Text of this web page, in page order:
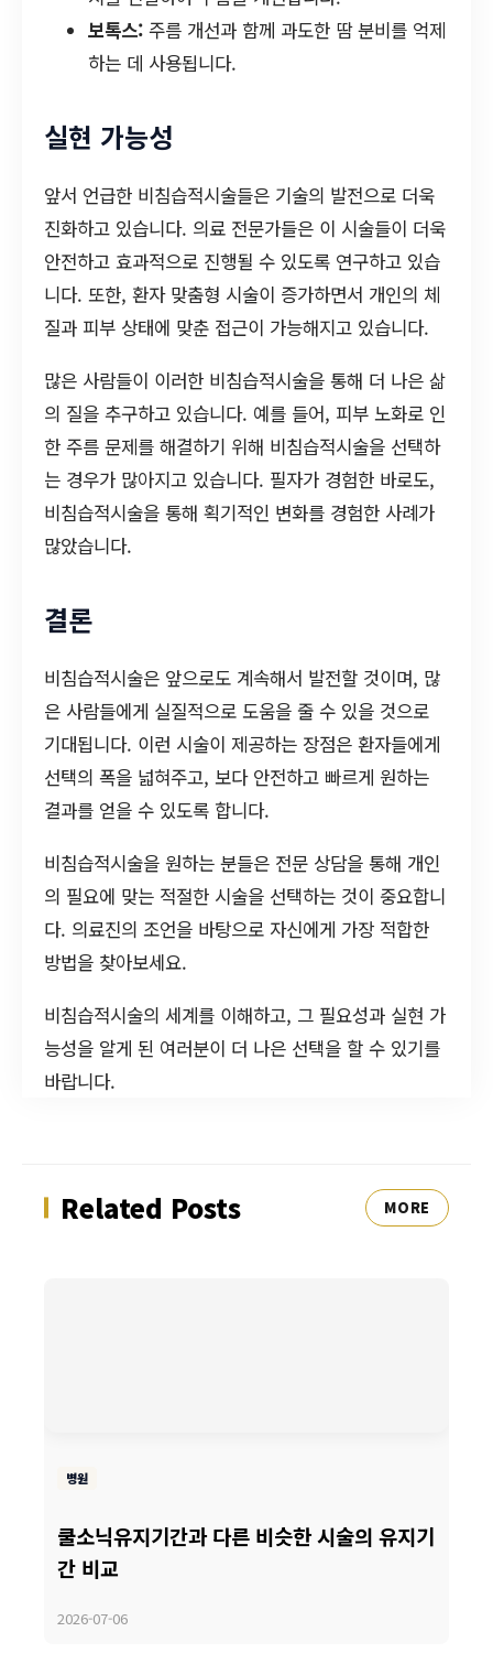
보톡스: 주름 개선과 함께 과도한 땀 분비를 억제
하는 데 사용됩니다.
실현 가능성
앞서 언급한 비침습적시술들은 기술의 발전으로 더욱
진화하고 있습니다. 의료 전문가들은 이 시술들이 더욱
안전하고 효과적으로 진행될 수 있도록 연구하고 있습
니다. 또한, 환자 맞춤형 시술이 증가하면서 개인의 체
질과 피부 상태에 맞춘 접근이 가능해지고 있습니다.
많은 사람들이 이러한 비침습적시술을 통해 더 나은 삶
의 질을 추구하고 있습니다. 예를 들어, 피부 노화로 인
한 주름 문제를 해결하기 위해 비침습적시술을 선택하
는 경우가 많아지고 있습니다. 필자가 경험한 바로도,
비침습적시술을 통해 획기적인 변화를 경험한 사례가
많았습니다.
결론
비침습적시술은 앞으로도 계속해서 발전할 것이며, 많
은 사람들에게 실질적으로 도움을 줄 수 있을 것으로
기대됩니다. 이런 시술이 제공하는 장점은 환자들에게
선택의 폭을 넓혀주고, 보다 안전하고 빠르게 원하는
결과를 얻을 수 있도록 합니다.
비침습적시술을 원하는 분들은 전문 상담을 통해 개인
의 필요에 맞는 적절한 시술을 선택하는 것이 중요합니
다. 의료진의 조언을 바탕으로 자신에게 가장 적합한
방법을 찾아보세요.
비침습적시술의 세계를 이해하고, 그 필요성과 실현 가
능성을 알게 된 여러분이 더 나은 선택을 할 수 있기를
바랍니다.
Related Posts MORE
병원
쿨소닉유지기간과 다른 비슷한 시술의 유지기
간 비교
2026-07-06